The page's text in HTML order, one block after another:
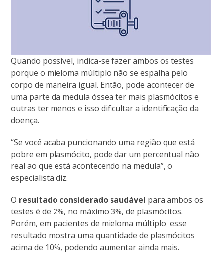
Quando possível, indica-se fazer ambos os testes
porque o mieloma múltiplo não se espalha pelo
corpo de maneira igual. Então, pode acontecer de
uma parte da medula óssea ter mais plasmócitos e
outras ter menos e isso dificultar a identificação da
doença.
“Se você acaba puncionando uma região que está
pobre em plasmócito, pode dar um percentual não
real ao que está acontecendo na medula”, o
especialista diz.
O resultado considerado saudável para ambos os
testes é de 2%, no máximo 3%, de plasmócitos.
Porém, em pacientes de mieloma múltiplo, esse
resultado mostra uma quantidade de plasmócitos
acima de 10%, podendo aumentar ainda mais.